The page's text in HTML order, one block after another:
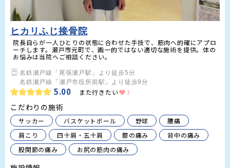
ヒカリふじ接骨院
院長自らが一人ひとりの状態に合わせた手技で、筋肉へ的確にアプロ
ーチします。瀬戸市元町で、画一的ではない適切な施術を提供。体の
お悩みは当院へご相談ください。
名鉄瀬戸線「尾張瀬戸駅」より徒歩5分
名鉄瀬戸線「瀬戸市役所前駅」より徒歩9分
5.00 また行きたい 3
こだわりの施術
サッカー バスケットボール 野球
腰痛
肩こり
四十肩・五十肩 膝の痛み
背中の痛み
股関節の痛み
お尻の筋肉の痛み